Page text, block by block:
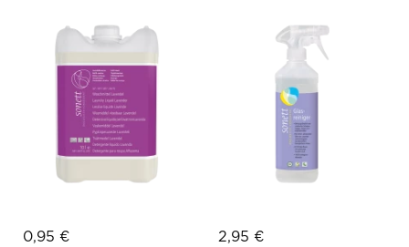
0,95 € 2,95 €